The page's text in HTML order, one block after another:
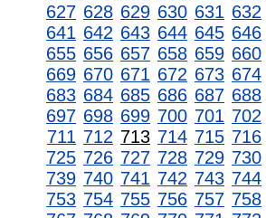
627 628 629 630 631 632
641 642 643 644 645 646
655 656 657 658 659 660
669 670 671 672 673 674
683 684 685 686 687 688
697 698 699 700 701 702
711 712 713 714 715 716
725 726 727 728 729 730
739 740 741 742 743 744
753 754 755 756 757 758